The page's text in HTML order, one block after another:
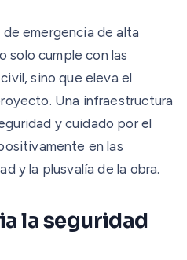
emergencia de alta
solo cumple con las
sino que eleva el
Una infraestructura
y cuidado por el
en las
y la plusvalía de la obra.
la seguridad